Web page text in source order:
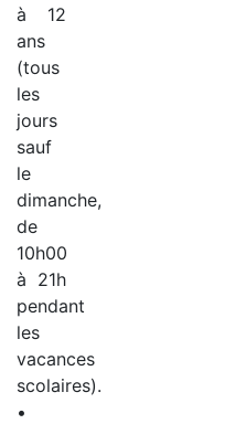
à 12
ans
(tous
les
jours
sauf
le
dimanche,
de
10h00
à 21h
pendant
les
vacances
scolaires).
•